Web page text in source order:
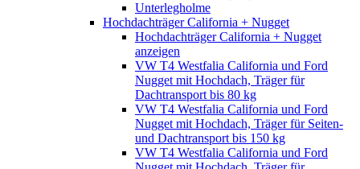
Unterlegholme
Hochdachträger California + Nugget
Hochdachträger California + Nugget
anzeigen
VW T4 Westfalia California und Ford
Nugget mit Hochdach, Träger für
Dachtransport bis 80 kg
VW T4 Westfalia California und Ford
Nugget mit Hochdach, Träger für Seiten-
und Dachtransport bis 150 kg
VW T4 Westfalia California und Ford